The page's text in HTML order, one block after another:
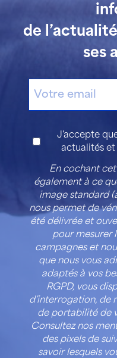
de
ses
J'accepte
actualités et
En cochant
également à ce
image standard
nous permet de
été délivrée et
pour mesurer
campagnes et
que nous vous
adaptés à vos
RGPD, vous
d’interrogation, de
de portabilité de
Consultez nos
des pixels de
savoir lesquels